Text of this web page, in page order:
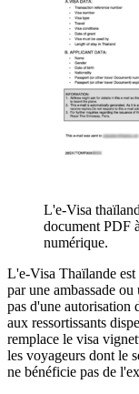
L'e-Visa
document PDF
numérique.
L'e-Visa Thaïlande est
par une ambassade
pas d'une autorisation
aux ressortissants
remplace le visa
les voyageurs dont le
ne bénéficie pas de